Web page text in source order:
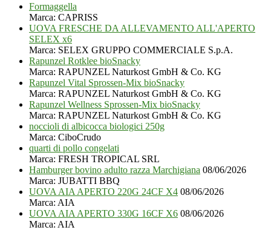
Formaggella
Marca: CAPRISS
UOVA FRESCHE DA ALLEVAMENTO ALL'APERTO
SELEX x6
Marca: SELEX GRUPPO COMMERCIALE S.p.A.
Rapunzel Rotklee bioSnacky
Marca: RAPUNZEL Naturkost GmbH & Co. KG
Rapunzel Vital Sprossen-Mix bioSnacky
Marca: RAPUNZEL Naturkost GmbH & Co. KG
Rapunzel Wellness Sprossen-Mix bioSnacky
Marca: RAPUNZEL Naturkost GmbH & Co. KG
noccioli di albicocca biologici 250g
Marca: CiboCrudo
quarti di pollo congelati
Marca: FRESH TROPICAL SRL
Hamburger bovino adulto razza Marchigiana 08/06/2026
Marca: JUBATTI BBQ
UOVA AIA APERTO 220G 24CF X4 08/06/2026
Marca: AIA
UOVA AIA APERTO 330G 16CF X6 08/06/2026
Marca: AIA